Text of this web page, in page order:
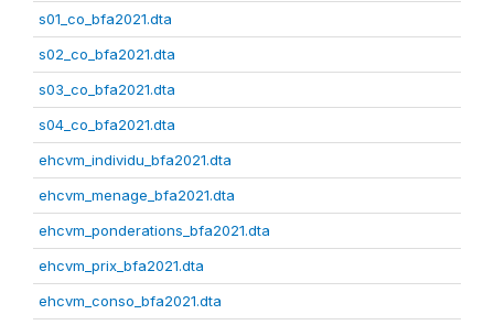
s01_co_bfa2021.dta
s02_co_bfa2021.dta
s03_co_bfa2021.dta
s04_co_bfa2021.dta
ehcvm_individu_bfa2021.dta
ehcvm_menage_bfa2021.dta
ehcvm_ponderations_bfa2021.dta
ehcvm_prix_bfa2021.dta
ehcvm_conso_bfa2021.dta